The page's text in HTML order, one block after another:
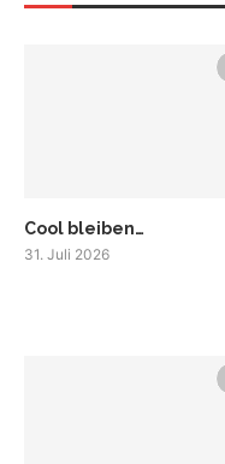
Cool bleiben…
31. Juli 2026